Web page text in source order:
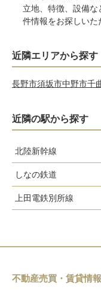
立地、特徴、設備
件情報をお探しいた
近隣エリアから探す
長野市須坂市中野市千
近隣の駅から探す
北陸新幹線
上田駅
しなの鉄道
大屋駅
西上田駅
上田電鉄別所線
城下駅
三好町駅
不動産売買・賃貸情